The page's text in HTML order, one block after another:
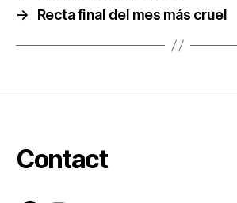
→
Recta final del mes más cruel
Contact